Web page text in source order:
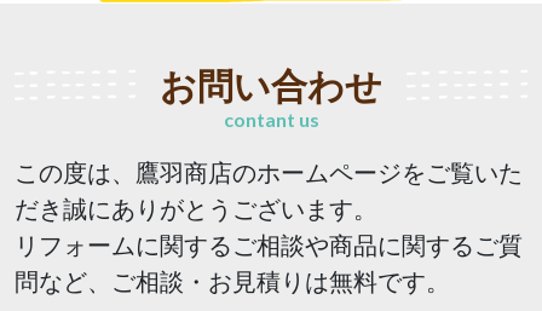
お問い合わせ
contant us
この度は、鷹羽商店のホームページをご覧いた
だき誠にありがとうございます。
リフォームに関するご相談や商品に関するご質
問など、ご相談・お見積りは無料です。